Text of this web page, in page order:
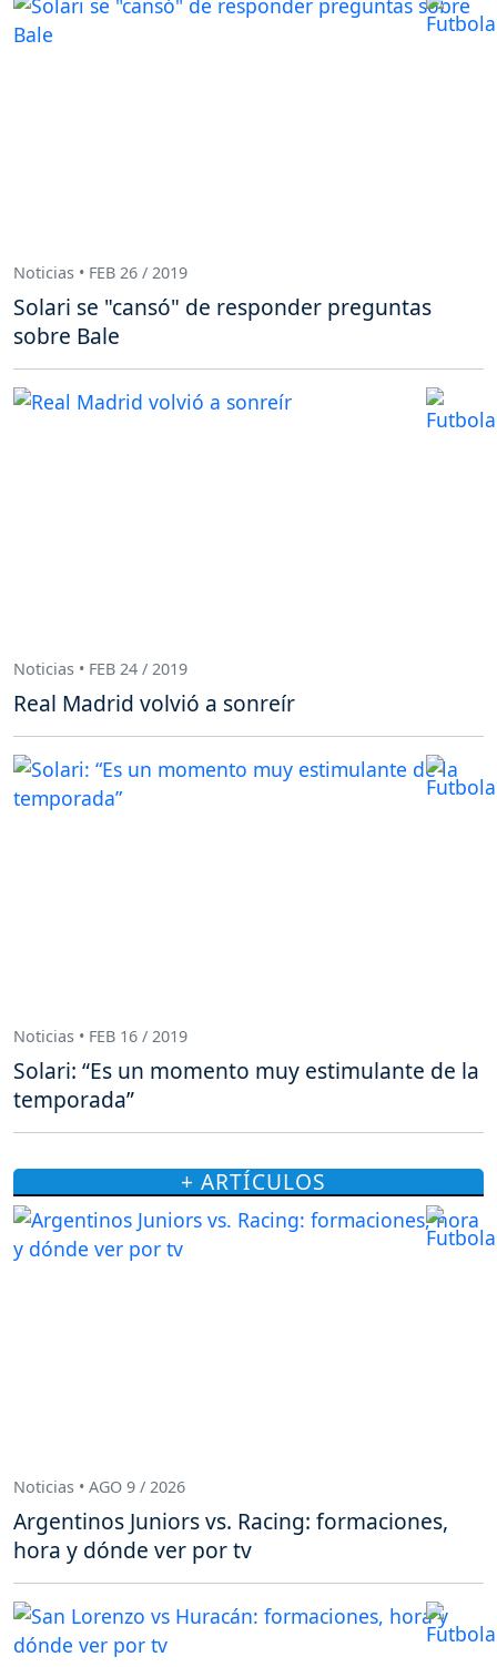
Noticias • FEB 26 / 2019
Solari se "cansó" de responder preguntas
sobre Bale
Noticias • FEB 24 / 2019
Real Madrid volvió a sonreír
Noticias • FEB 16 / 2019
Solari: “Es un momento muy estimulante de la
temporada”
+ ARTÍCULOS
Noticias • AGO 9 / 2026
Argentinos Juniors vs. Racing: formaciones,
hora y dónde ver por tv